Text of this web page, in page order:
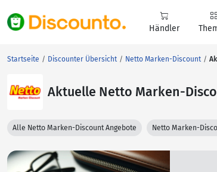
Händler
Startseite Discounter Übersicht Netto Marken-Discount
Aktuelle Netto Marken-
Alle Netto Marken-Discount Angebote Netto Marken-